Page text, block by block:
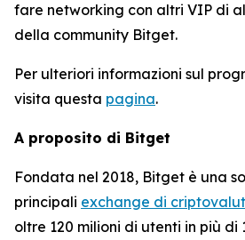
fare networking con altri VIP di
della community Bitget.
Per ulteriori informazioni sul
visita questa pagina.
A proposito di Bitget
Fondata nel 2018, Bitget è una
principali exchange di
oltre 120 milioni di utenti in più di